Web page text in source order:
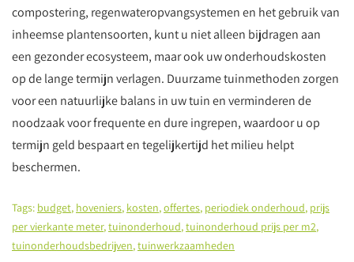
compostering, regenwateropvangsystemen en het gebruik van
inheemse plantensoorten, kunt u niet alleen bijdragen aan
een gezonder ecosysteem, maar ook uw onderhoudskosten
op de lange termijn verlagen. Duurzame tuinmethoden zorgen
voor een natuurlijke balans in uw tuin en verminderen de
noodzaak voor frequente en dure ingrepen, waardoor u op
termijn geld bespaart en tegelijkertijd het milieu helpt
beschermen.
Tags: budget, hoveniers, kosten,offertes, periodiek onderhoud, prijs
per vierkante meter,tuinonderhoud,tuinonderhoud prijs per m2,
tuinonderhoudsbedrijven,tuinwerkzaamheden